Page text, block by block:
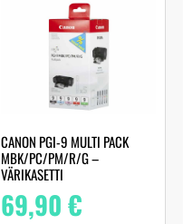
CANON PGI-9 MULTI PACK
MBK/PC/PM/R/G –
VÄRIKASETTI
69,90€